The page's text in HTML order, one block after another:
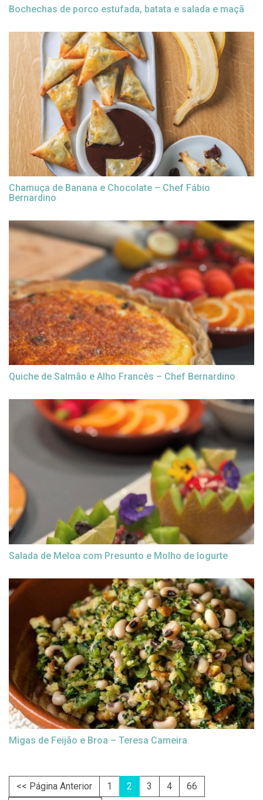
Bochechas de porco estufada, batata e salada e maçã
Chamuça de Banana e Chocolate – Chef Fábio
Bernardino
Quiche de Salmão e Alho Francês – Chef Bernardino
Salada de Meloa com Presunto e Molho de Iogurte
Migas de Feijão e Broa – Teresa Cameira
<< Página Anterior 1 2 3 4
66